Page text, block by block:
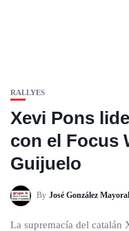
RALLYES
Xevi Pons
con el Focus
Guijuelo
By José González Mayoral
La supremacía del catalán